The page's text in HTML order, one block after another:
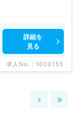
詳細を
見る
求人No. : 1000155